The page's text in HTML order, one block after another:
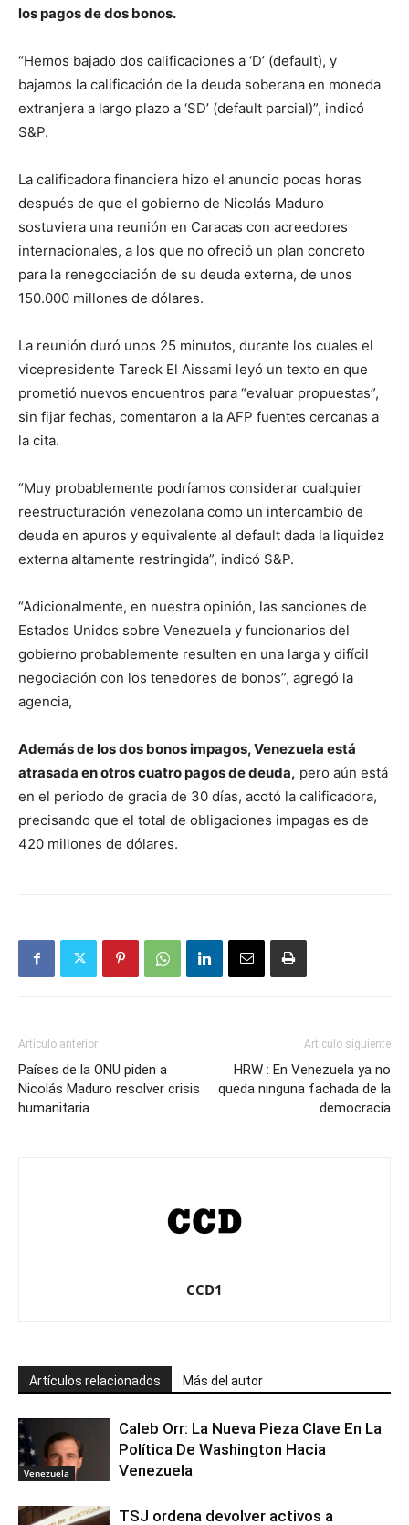
los pagos de dos bonos.
“Hemos bajado dos calificaciones a ‘D’ (default), y
bajamos la calificación de la deuda soberana en moneda
extranjera a largo plazo a ‘SD’ (default parcial)”, indicó
S&P.
La calificadora financiera hizo el anuncio pocas horas
después de que el gobierno de Nicolás Maduro
sostuviera una reunión en Caracas con acreedores
internacionales, a los que no ofreció un plan concreto
para la renegociación de su deuda externa, de unos
150.000 millones de dólares.
La reunión duró unos 25 minutos, durante los cuales el
vicepresidente Tareck El Aissami leyó un texto en que
prometió nuevos encuentros para “evaluar propuestas”,
sin fijar fechas, comentaron a la AFP fuentes cercanas a
la cita.
“Muy probablemente podríamos considerar cualquier
reestructuración venezolana como un intercambio de
deuda en apuros y equivalente al default dada la liquidez
externa altamente restringida”, indicó S&P.
“Adicionalmente, en nuestra opinión, las sanciones de
Estados Unidos sobre Venezuela y funcionarios del
gobierno probablemente resulten en una larga y difícil
negociación con los tenedores de bonos”, agregó la
agencia,
Además de los dos bonos impagos, Venezuela está
atrasada en otros cuatro pagos de deuda, pero aún está
en el periodo de gracia de 30 días, acotó la calificadora,
precisando que el total de obligaciones impagas es de
420 millones de dólares.
Artículo anterior
Países de la ONU piden a
Nicolás Maduro resolver crisis
humanitaria
Artículo siguiente
HRW : En Venezuela ya no
queda ninguna fachada de la
democracia
CCD1
Artículos relacionados Más del autor
Venezuela
Caleb Orr: La Nueva Pieza Clave En La
Política De Washington Hacia
Venezuela
TSJ ordena devolver activos a